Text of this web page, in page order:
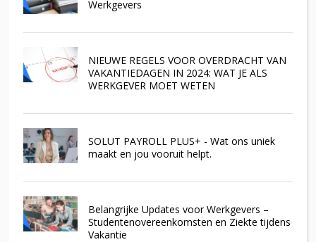
Werkgevers
NIEUWE REGELS VOOR OVERDRACHT VAN
VAKANTIEDAGEN IN 2024: WAT JE ALS
WERKGEVER MOET WETEN
SOLUT PAYROLL PLUS+ - Wat ons uniek
maakt en jou vooruit helpt.
Belangrijke Updates voor Werkgevers –
Studentenovereenkomsten en Ziekte tijdens
Vakantie